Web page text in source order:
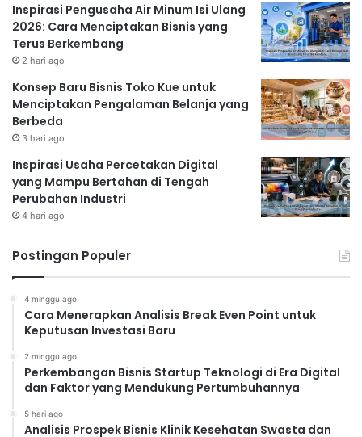
Inspirasi Pengusaha Air Minum Isi Ulang
2026: Cara Menciptakan Bisnis yang
Terus Berkembang
2 hari ago
Konsep Baru Bisnis Toko Kue untuk
Menciptakan Pengalaman Belanja yang
Berbeda
3 hari ago
Inspirasi Usaha Percetakan Digital
yang Mampu Bertahan di Tengah
Perubahan Industri
4 hari ago
Postingan Populer
4 minggu ago
Cara Menerapkan Analisis Break Even Point untuk
Keputusan Investasi Baru
2 minggu ago
Perkembangan Bisnis Startup Teknologi di Era Digital
dan Faktor yang Mendukung Pertumbuhannya
5 hari ago
Analisis Prospek Bisnis Klinik Kesehatan Swasta dan